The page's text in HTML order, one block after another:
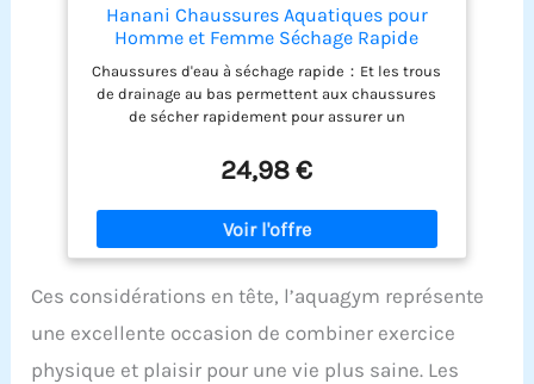
Hanani Chaussures Aquatiques pour
Homme et Femme Séchage Rapide
Chaussures de Surf Chaussures de
plongée Légères Chaussons de Nager
Aqua Water Shoes Unisexe Antidérapant
Noir EU42
Chaussures d'eau à séchage rapide：Et les trous
de drainage au bas permettent aux chaussures
de sécher rapidement pour assurer un
Dessus: La tige en maille et le matériau élastique
rendent les chaussures d'eau plus légères et
respirantes, et s'adaptent comme une
chaussette, vous offrant une expérience de port
confortable. Matériau de semelle: La texture
meilleure adhérence et empêche les chutes.
tranchantes, du sable chaud ou des cailloux plus
confortablement et moins glissant. Légères et
24,98 €
Ces considérations en tête, l’aquagym représente
une excellente occasion de combiner exercice
physique et plaisir pour une vie plus saine. Les